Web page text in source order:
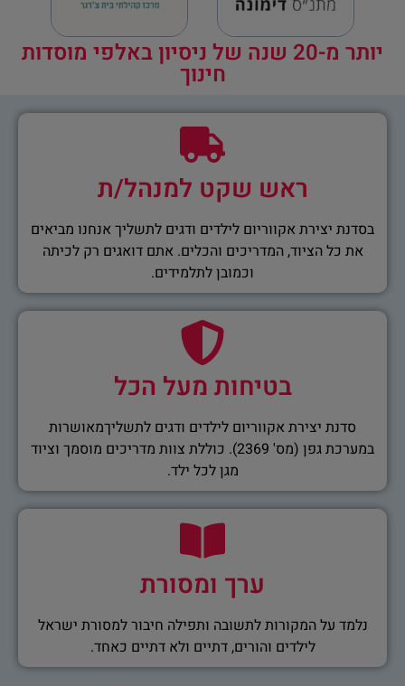
יותר מ-20 שנה של ניסיון באלפי מוסדות
חינוך
ראש שקט למנהל/ת
בסדנת יצירת אקווריום לילדים ודגים לתשליך אנחנו מביאים
את כל הציוד, המדריכים והכלים. אתם דואגים רק לכיתה
וכמובן לתלמידים.
בטיחות מעל הכל
סדנת יצירת אקווריום לילדים ודגים לתשליךמאושרות
במערכת גפן (מס' 2369). כוללת צוות מדריכים מוסמך וציוד
מגן לכל ילד.
ערך ומסורת
נלמד על המקורות לתשובה ותפילה חיבור למסורת ישראל
לילדים והורים, דתיים ולא דתיים כאחד.